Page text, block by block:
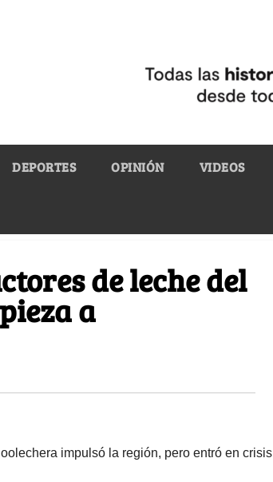
DEPORTES OPINIÓN VIDEOS
de leche del
a
impulsó la región, pero entró en crisis